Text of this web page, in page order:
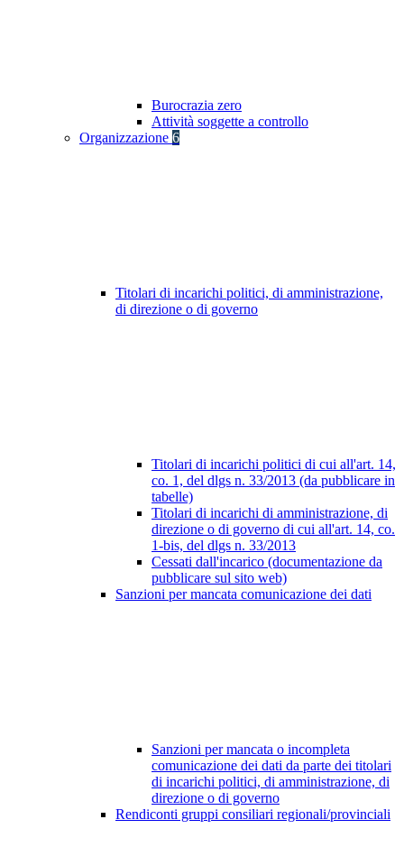
Burocrazia zero
Attività soggette a controllo
Organizzazione 6
Titolari di incarichi politici, di amministrazione,
di direzione o di governo
Titolari di incarichi politici di cui all'art. 14,
co. 1, del dlgs n. 33/2013 (da pubblicare in
tabelle)
Titolari di incarichi di amministrazione, di
direzione o di governo di cui all'art. 14, co.
1-bis, del dlgs n. 33/2013
Cessati dall'incarico (documentazione da
pubblicare sul sito web)
Sanzioni per mancata comunicazione dei dati
Sanzioni per mancata o incompleta
comunicazione dei dati da parte dei titolari
di incarichi politici, di amministrazione, di
direzione o di governo
Rendiconti gruppi consiliari regionali/provinciali